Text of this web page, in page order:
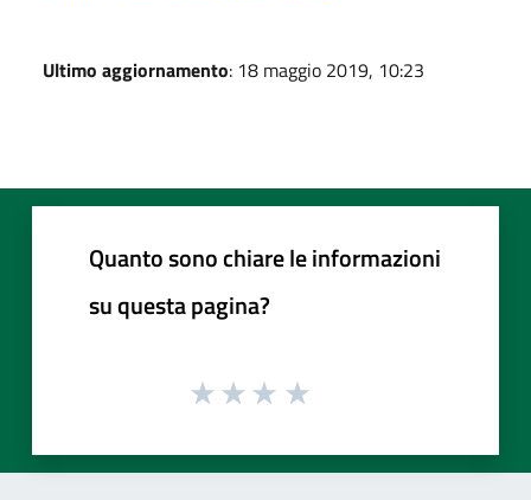
Ultimo aggiornamento: 18 maggio 2019, 10:23
Quanto sono chiare le informazioni
su questa pagina?